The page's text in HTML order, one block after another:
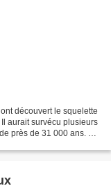
découvert le squelette
aurait survécu plusieurs
près de 31 000 ans. Ce